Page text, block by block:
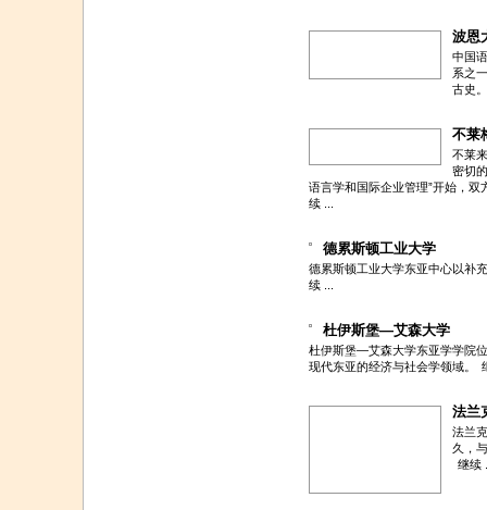
波恩
中国
系之
古史。
不莱
不莱
密切
语言学和国际企业管理”开始，
续 ...
德累斯顿工业大学
德累斯顿工业大学东亚中心以补
续 ...
杜伊斯堡—艾森大学
杜伊斯堡—艾森大学东亚学学院
现代东亚的经济与社会学领域。
法兰
法兰
久，
继续